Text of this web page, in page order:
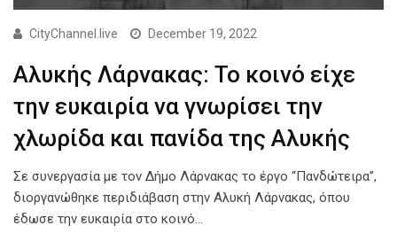
CityChannel.live December 19, 2022
Αλυκής Λάρνακας: Το κοινό είχε
την ευκαιρία να γνωρίσει την
χλωρίδα και πανίδα της Αλυκής
Σε συνεργασία με τον Δήμο Λάρνακας το έργο “Πανδώτειρα”,
διοργανώθηκε περιδιάβαση στην Αλυκή Λάρνακας, όπου
έδωσε την ευκαιρία στο κοινό…